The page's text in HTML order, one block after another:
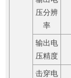
压分辨
率
输出电
压精度
击穿电